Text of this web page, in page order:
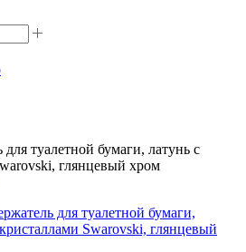
туалетной бумаги, латунь с
глянцевый хром